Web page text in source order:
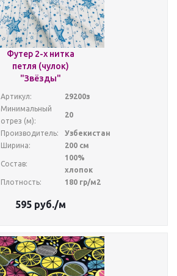
Футер 2-х нитка
петля (чулок)
"Звёзды"
Артикул:
29200з
Минимальный
отрез (м):
20
Производитель:
Узбекистан
Ширина:
200 см
Состав:
100%
хлопок
Плотность:
180 гр/м2
595руб./м